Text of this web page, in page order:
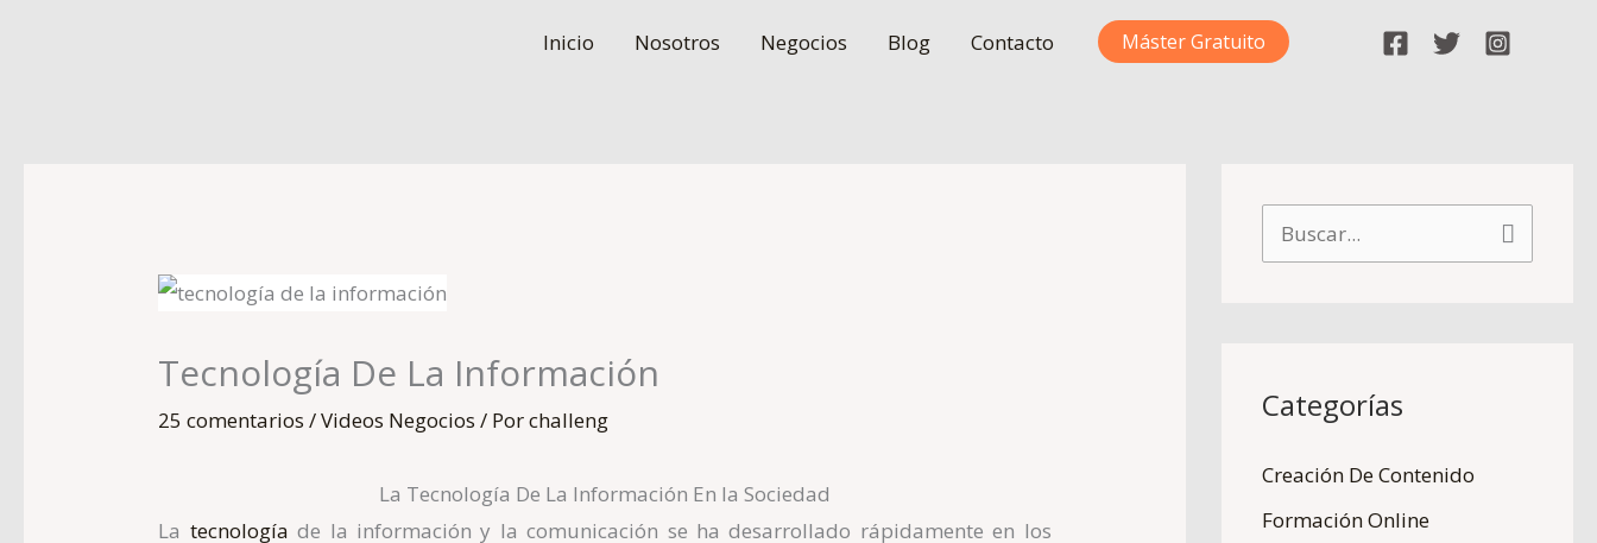
Inicio Nosotros Negocios Blog Contacto Máster Gratuito
Tecnología De La Información
25 comentarios /Videos Negocios / Porchalleng
La Tecnología De La Información En la Sociedad
La tecnología de la información y la comunicación se ha desarrollado rápidamente en los
a
p
o
Categorías
Creación De Contenido
Formación Online